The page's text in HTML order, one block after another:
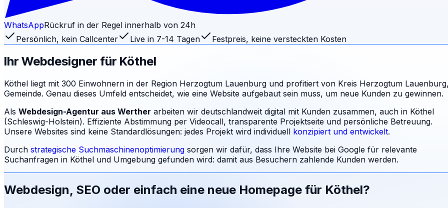
WhatsAppRückruf in der Regel innerhalb von 24h
Persönlich, kein Callcenter
Live in 7-14 Tagen Festpreis, keine versteckten Kosten
Ihr Webdesigner für Köthel
Köthel liegt mit 300 Einwohnern in der Region Herzogtum Lauenburg und profitiert von Kreis Herzogtum
Gemeinde. Genau dieses Umfeld entscheidet, wie eine Website aufgebaut sein muss, um neue Kunden zu gewinnen.
Als Webdesign-Agentur aus Werther arbeiten wir deutschlandweit digital mit Kunden zusammen, auch in Köthel
(Schleswig-Holstein). Effiziente Abstimmung per Videocall, transparente Projektseite und persönliche Betreuung.
Unsere Websites sind keine Standardlösungen: jedes Projekt wird individuell konzipiert und entwickelt.
Durch strategische Suchmaschinenoptimierung sorgen wir dafür, dass Ihre Website bei Google für relevante
Suchanfragen in Köthel und Umgebung gefunden wird: damit aus Besuchern zahlende Kunden werden.
Webdesign, SEO oder einfach eine neue Homepage für Köthel?